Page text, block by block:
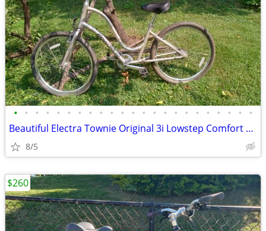
• • • • • • • • • • • • • • • • • • • • • • •
Beautiful Electra Townie Original 3i Lowstep Comfort Bike
8/5
$260